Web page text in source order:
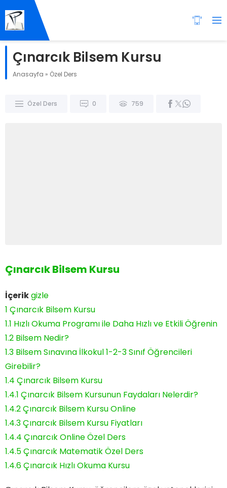
Çınarcık Bilsem Kursu
Anasayfa » Özel Ders
Özel Ders 0 759
Çınarcık Bilsem Kursu
İçerikgizle
1 Çınarcık Bilsem Kursu
1.1 Hızlı Okuma Programı ile Daha Hızlı ve Etkili Öğrenin
1.2 Bilsem Nedir?
1.3 Bilsem Sınavına İlkokul 1-2-3 Sınıf Öğrencileri
Girebilir?
1.4 Çınarcık Bilsem Kursu
1.4.1 Çınarcık Bilsem Kursunun Faydaları Nelerdir?
1.4.2Çınarcık Bilsem Kursu Online
1.4.3Çınarcık Bilsem Kursu Fiyatları
1.4.4 Çınarcık Online Özel Ders
1.4.5Çınarcık Matematik Özel Ders
1.4.6Çınarcık Hızlı Okuma Kursu